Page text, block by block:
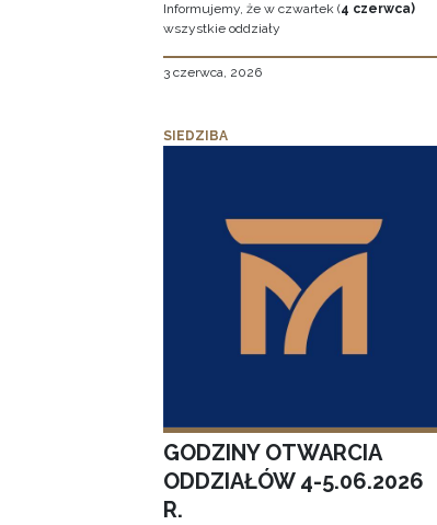
Informujemy, że w czwartek (4 czerwca)
wszystkie oddziały
3 czerwca, 2026
SIEDZIBA
GODZINY OTWARCIA
ODDZIAŁÓW 4-5.06.2026
R.